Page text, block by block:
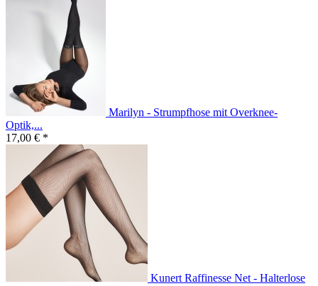
Marilyn - Strumpfhose mit Overknee-
Optik,...
17,00 € *
Kunert Raffinesse Net - Halterlose